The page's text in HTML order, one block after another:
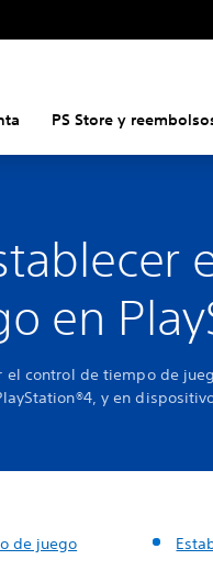
PS Store y
en
el control de tiempo de
y en
de juego